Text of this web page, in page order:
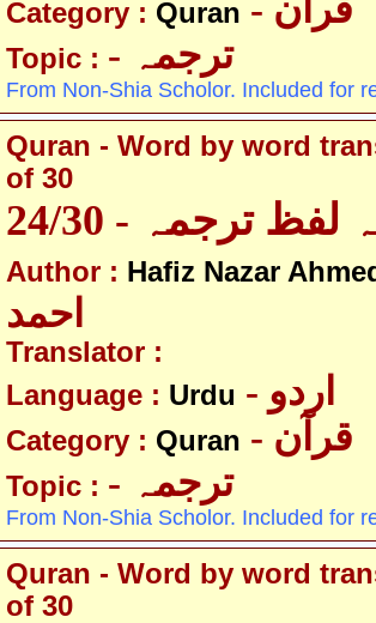
Category : Quran - قرآن
Topic : - ترجمہ
From Non-Shia Scholor. Included for
Quran - Word by word
of 30
ترجمہ - 24/30
Author : Hafiz Nazar
احمد
Translator :
Language : Urdu - اردو
Category : Quran - قرآن
Topic : - ترجمہ
From Non-Shia Scholor. Included for
Quran - Word by word
of 30